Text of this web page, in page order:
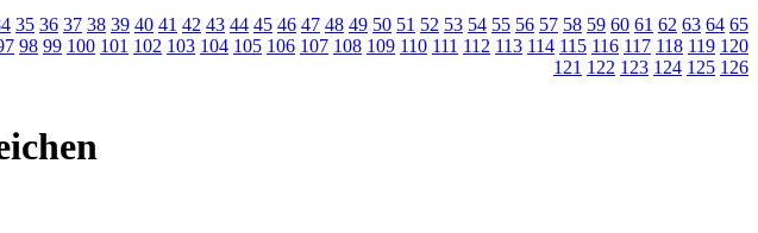
35 36 37 38 39 40 41 42 43 44 45 46 47 48 49 50 51 52 53 54 55 56 57 58 59 60 61 62 63 64 65
98 99 100 101 102 103 104 105 106 107 108 109 110 111 112 113 114 115 116 117 118 119 120
121 122 123 124 125 126